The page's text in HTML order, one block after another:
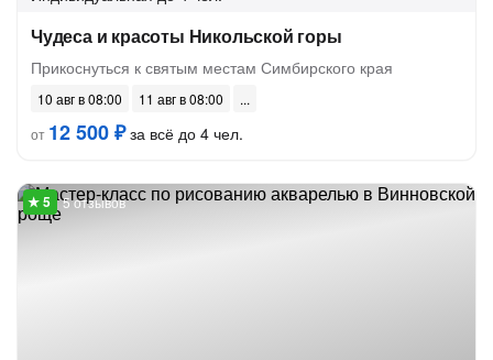
Чудеса и красоты Никольской горы
Прикоснуться к святым местам Симбирского края
10 авг в 08:00
11 авг в 08:00
от 12 500 ₽за всё до 4 чел.
5 отзывов